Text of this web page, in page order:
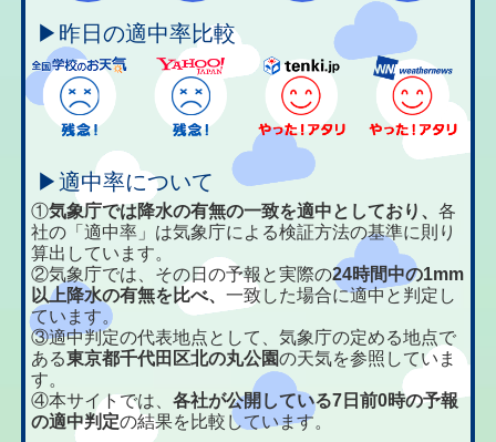
▶昨日の適中率比較
▶適中率について
①気象庁では降水の有無の一致を適中としており、各
社の「適中率」は気象庁による検証方法の基準に則り
算出しています。
②気象庁では、その日の予報と実際の24時間中の1mm
以上降水の有無を比べ、一致した場合に適中と判定し
ています。
③適中判定の代表地点として、気象庁の定める地点で
ある東京都千代田区北の丸公園の天気を参照していま
す。
④本サイトでは、各社が公開している7日前0時の予報
の適中判定の結果を比較しています。